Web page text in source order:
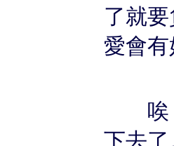
了就
愛會有
唉！
下去